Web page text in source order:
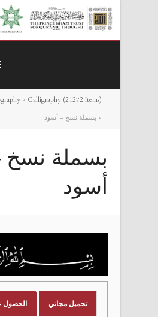
> Calligraphy (21272 Items)
> بسملة نسخ – أسود
بسملة نسخ
أسود
تحميل مجاني الحصول